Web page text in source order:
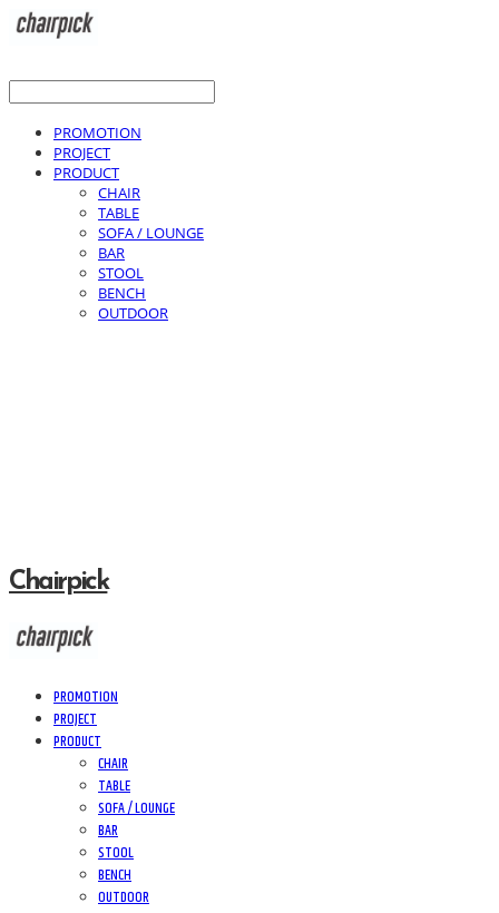
PROMOTION
PROJECT
PRODUCT
CHAIR
TABLE
SOFA / LOUNGE
BAR
STOOL
BENCH
OUTDOOR
Chairpick
PROMOTION
PROJECT
PRODUCT
CHAIR
TABLE
SOFA / LOUNGE
BAR
STOOL
BENCH
OUTDOOR